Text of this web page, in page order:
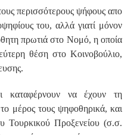
περισσότερους ψήφους απο
του, αλλά γιατί μόνον
πρωτιά στο Νομό, η οποία
θέση στο Κοινοβούλιο,
καταφέρνουν να έχουν τη
μέρος τους ψηφοθηρικά, και
Τουρκικού Προξενείου (σ.σ.